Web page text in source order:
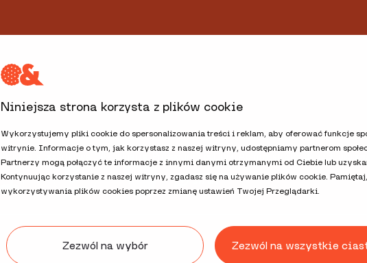
Niniejsza strona korzysta z plików cookie
Wykorzystujemy pliki cookie do spersonalizowania treści i reklam, aby oferować funkcje
witrynie. Informacje o tym, jak korzystasz z naszej witryny, udostępniamy partnerom
Partnerzy mogą połączyć te informacje z innymi danymi otrzymanymi od Ciebie lub
Kontynuując korzystanie z naszej witryny, zgadasz się na używanie plików cookie.
wykorzystywania plików cookies poprzez zmianę ustawień Twojej Przeglądarki.
Zezwól na wybór Zezwól na wszystkie